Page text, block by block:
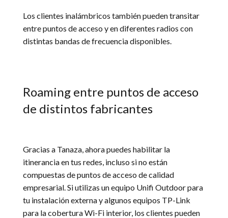
Los clientes inalámbricos también pueden transitar
entre puntos de acceso y en diferentes radios con
distintas bandas de frecuencia disponibles.
Roaming entre puntos de acceso
de distintos fabricantes
Gracias a Tanaza, ahora puedes habilitar la
itinerancia en tus redes, incluso si no están
compuestas de puntos de acceso de calidad
empresarial. Si utilizas un equipo Unifi Outdoor para
tu instalación externa y algunos equipos TP-Link
para la cobertura Wi-Fi interior, los clientes pueden